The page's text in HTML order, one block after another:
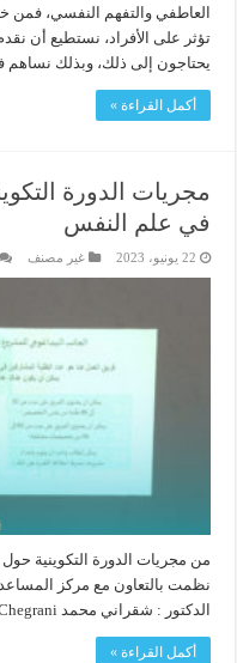
العاطفي والتفهم النفسي، فمن
تؤثر على الأفراد، نستطيع أن
يحتاجون إلى ذلك، وبذلك
أكمل القراءة »
مجريات الدورة
في علم النفس
22 يونيو، 2023 غير مصنف
من مجريات الدورة التكوينية
الدكتور : شقراني محمد Mohamed Chegrani
أكمل القراءة »